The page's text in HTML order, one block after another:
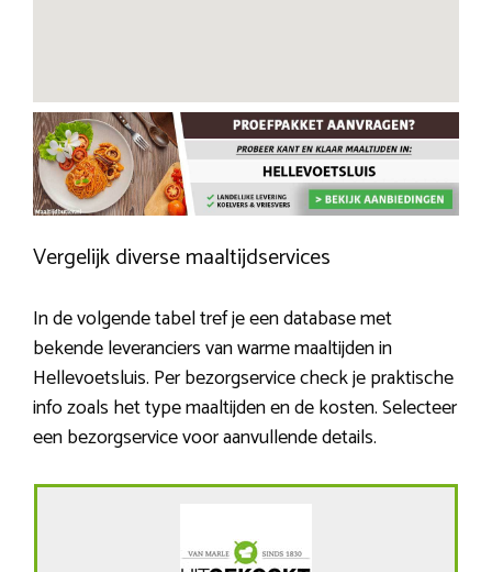
Vergelijk diverse maaltijdservices
In de volgende tabel tref je een database met
bekende leveranciers van warme maaltijden in
Hellevoetsluis. Per bezorgservice check je praktische
info zoals het type maaltijden en de kosten. Selecteer
een bezorgservice voor aanvullende details.